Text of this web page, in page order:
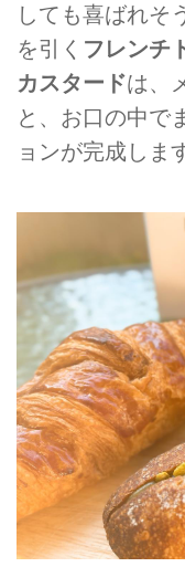
しても喜ばれそ
を引く フレンチ
カスタードは、
と、お口の中で
ョンが完成しま